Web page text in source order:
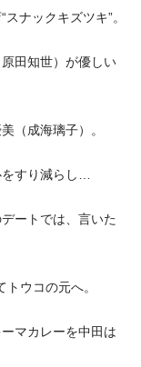
待するもの
ナックキズツキ”。
田知世）が優しい
（成海璃子）。
すり減らし…
ートでは、言いた
トウコの元へ。
マカレーを中田は